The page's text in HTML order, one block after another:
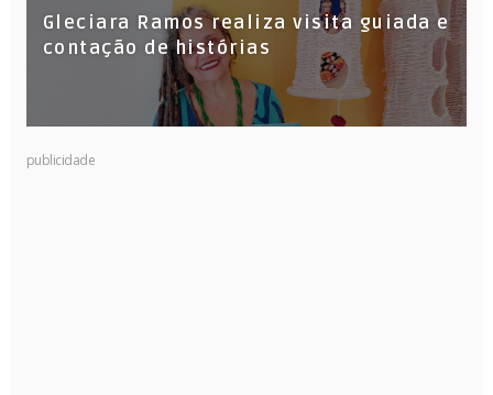
Gleciara Ramos realiza visita guiada e
contação de histórias
publicidade